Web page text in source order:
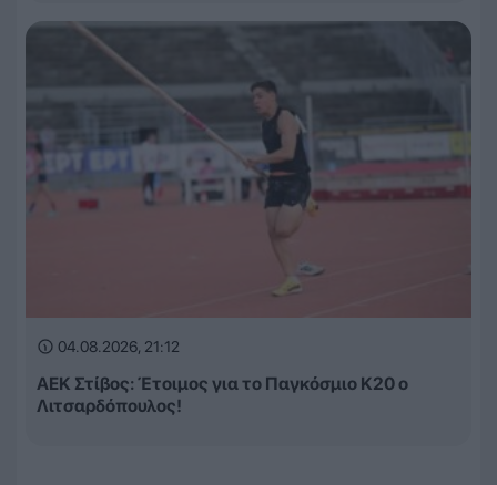
04.08.2026, 21:12
ΑΕΚ Στίβος: Έτοιμος για το Παγκόσμιο Κ20 ο
Λιτσαρδόπουλος!